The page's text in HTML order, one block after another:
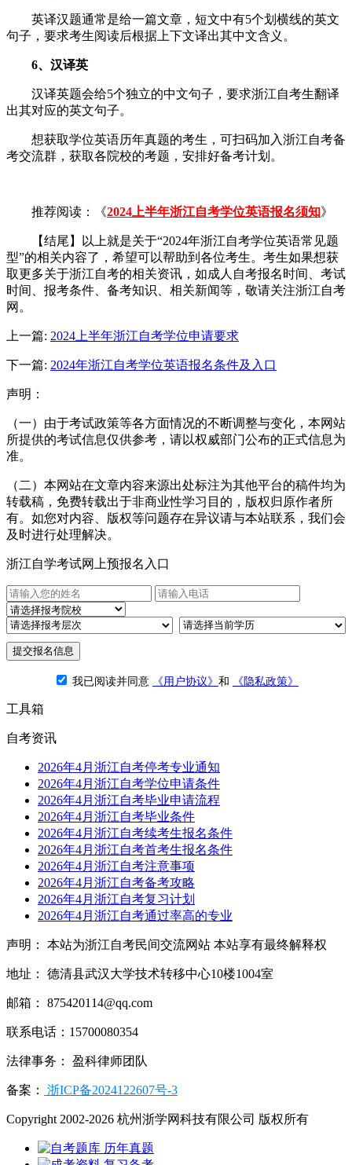
英译汉题通常是给一篇文章，短文中有5个划横线的英文
句子，要求考生阅读后根据上下文译出其中文含义。
6、汉译英
汉译英题会给5个独立的中文句子，要求浙江自考生翻译
出其对应的英文句子。
想获取学位英语历年真题的考生，可扫码加入浙江自考备
考交流群，获取各院校的考题，安排好备考计划。
推荐阅读：《2024上半年浙江自考学位英语报名须知》
【结尾】以上就是关于“2024年浙江自考学位英语常见题
型”的相关内容了，希望可以帮助到各位考生。考生如果想获
取更多关于浙江自考的相关资讯，如成人自考报名时间、考试
时间、报考条件、备考知识、相关新闻等，敬请关注浙江自考
网。
上一篇: 2024上半年浙江自考学位申请要求
下一篇: 2024年浙江自考学位英语报名条件及入口
声明：
（一）由于考试政策等各方面情况的不断调整与变化，本网站
所提供的考试信息仅供参考，请以权威部门公布的正式信息为
准。
（二）本网站在文章内容来源出处标注为其他平台的稿件均为
转载稿，免费转载出于非商业性学习目的，版权归原作者所
有。如您对内容、版权等问题存在异议请与本站联系，我们会
及时进行处理解决。
浙江自学考试网上预报名入口
提交报名信息
我已阅读并同意 《用户协议》 和 《隐私政策》
工具箱
自考资讯
2026年4月浙江自考停考专业通知
2026年4月浙江自考学位申请条件
2026年4月浙江自考毕业申请流程
2026年4月浙江自考毕业条件
2026年4月浙江自考续考生报名条件
2026年4月浙江自考首考生报名条件
2026年4月浙江自考注意事项
2026年4月浙江自考备考攻略
2026年4月浙江自考复习计划
2026年4月浙江自考通过率高的专业
声明： 本站为浙江自考民间交流网站 本站享有最终解释权
地址： 德清县武汉大学技术转移中心10楼1004室
邮箱： 875420114@qq.com
联系电话：15700080354
法律事务： 盈科律师团队
备案： 浙ICP备2024122607号-3
Copyright 2002-2026 杭州浙学网科技有限公司 版权所有
历年真题